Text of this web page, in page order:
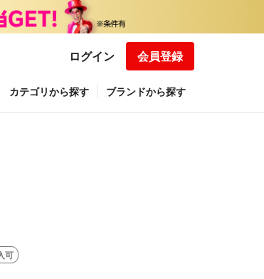
ログイン 会員登録
カテゴリから探す ブランドから探す
可